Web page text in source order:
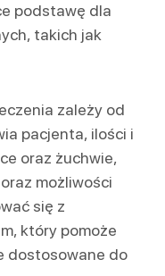
podstawę dla
takich jak
zależy od
pacjenta, ilości i
oraz żuchwie,
możliwości
się z
który pomoże
dostosowane do